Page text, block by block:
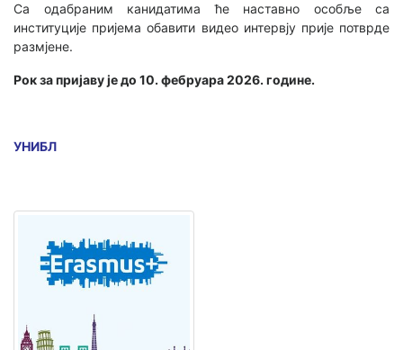
Са одабраним канидатима ће наставно особље са
институције пријема обавити видео интервју прије потврде
размјене.
Рок за пријаву је до 10. фебруара 2026. године.
УНИБЛ